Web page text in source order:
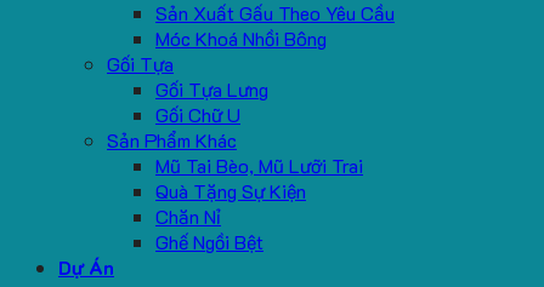
Sản Xuất Gấu Theo Yêu Cầu
Móc Khoá Nhồi Bông
Gối Tựa
Gối Tựa Lưng
Gối Chữ U
Sản Phẩm Khác
Mũ Tai Bèo, Mũ Lưỡi Trai
Quà Tặng Sự Kiện
Chăn Nỉ
Ghế Ngồi Bệt
Dự Án